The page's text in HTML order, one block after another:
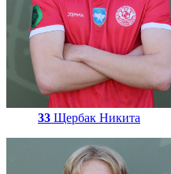
33 Щербак Никита